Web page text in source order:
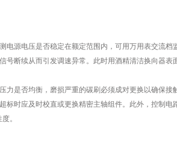
源电压是否稳定在额定范围内，可用万用表交流档
断续从而引发调速异常。此时用酒精清洁换向器表
是否均衡，磨损严重的碳刷必须成对更换以确保接
时应及时校直或更换精密主轴组件。此外，控制电
。